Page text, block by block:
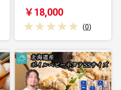
￥18,000
(0)